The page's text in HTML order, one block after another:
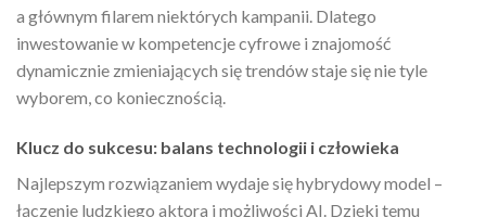
a głównym filarem niektórych kampanii. Dlatego
inwestowanie w kompetencje cyfrowe i znajomość
dynamicznie zmieniających się trendów staje się nie tyle
wyborem, co koniecznością.
Klucz do sukcesu: balans technologii i człowieka
Najlepszym rozwiązaniem wydaje się hybrydowy model –
łączenie ludzkiego aktora i możliwości AI. Dzięki temu